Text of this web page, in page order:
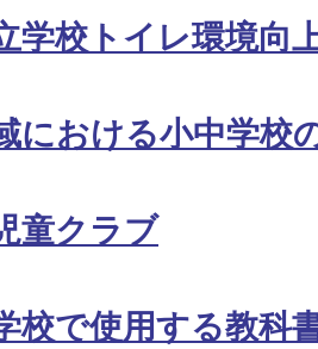
学校トイレ環境向
における小中学校
童クラブ
校で使用する教科